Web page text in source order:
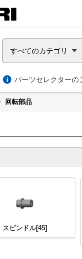
すべてのカテゴリ
パーツセレクターのご
回転部品
スピンドル[45]